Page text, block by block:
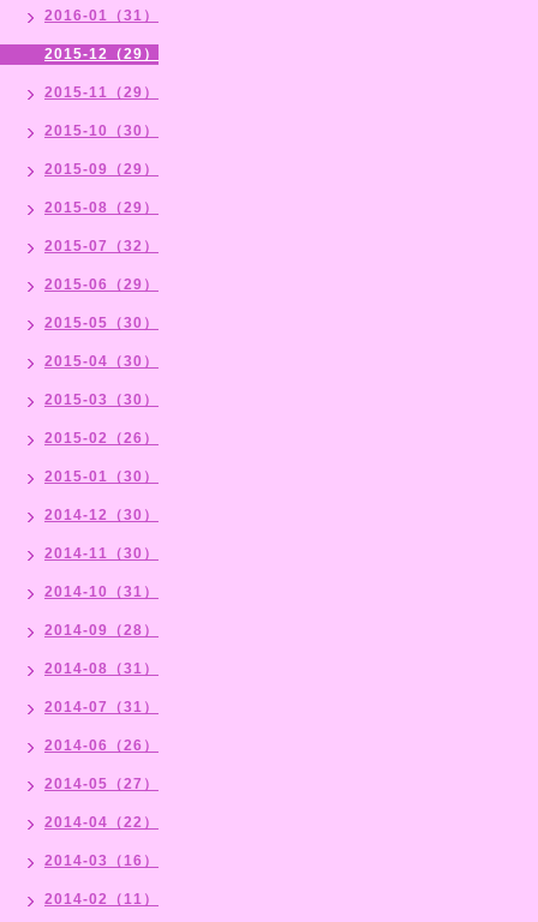
2016-01（31）
2015-12（29）
2015-11（29）
2015-10（30）
2015-09（29）
2015-08（29）
2015-07（32）
2015-06（29）
2015-05（30）
2015-04（30）
2015-03（30）
2015-02（26）
2015-01（30）
2014-12（30）
2014-11（30）
2014-10（31）
2014-09（28）
2014-08（31）
2014-07（31）
2014-06（26）
2014-05（27）
2014-04（22）
2014-03（16）
2014-02（11）